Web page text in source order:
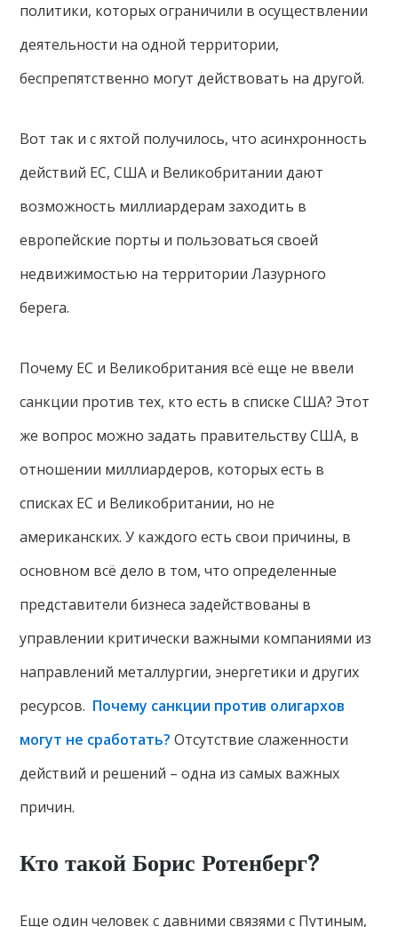
политики, которых ограничили в осуществлении
деятельности на одной территории,
беспрепятственно могут действовать на другой.
Вот так и с яхтой получилось, что асинхронность
действий ЕС, США и Великобритании дают
возможность миллиардерам заходить в
европейские порты и пользоваться своей
недвижимостью на территории Лазурного
берега.
Почему ЕС и Великобритания всё еще не ввели
санкции против тех, кто есть в списке США? Этот
же вопрос можно задать правительству США, в
отношении миллиардеров, которых есть в
списках ЕС и Великобритании, но не
американских. У каждого есть свои причины, в
основном всё дело в том, что определенные
представители бизнеса задействованы в
управлении критически важными компаниями из
направлений металлургии, энергетики и других
ресурсов. Почему санкции против олигархов
могут не сработать? Отсутствие слаженности
действий и решений – одна из самых важных
причин.
Кто такой Борис Ротенберг?
Еще один человек с давними связями с Путиным,